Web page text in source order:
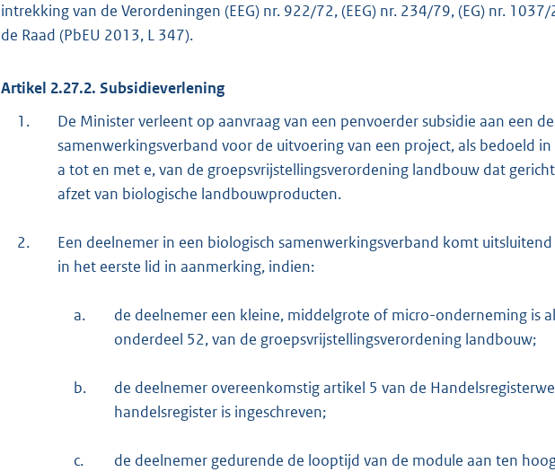
intrekking van de Verordeningen (EEG) nr. 922/72, (EEG) nr. 234/79, (EG) nr.
de Raad (PbEU 2013, L 347).
Artikel 2.27.2. Subsidieverlening
1.
De Minister verleent op aanvraag van een penvoerder subsidie aan een
samenwerkingsverband voor de uitvoering van een project, als bedoeld
a tot en met e, van de groepsvrijstellingsverordening landbouw dat
afzet van biologische landbouwproducten.
2.
Een deelnemer in een biologisch samenwerkingsverband komt
in het eerste lid in aanmerking, indien:
a.
de deelnemer een kleine, middelgrote of micro-onderneming is
onderdeel 52, van de groepsvrijstellingsverordening landbouw;
b.
de deelnemer overeenkomstig artikel 5 van de
handelsregister is ingeschreven;
c.
de deelnemer gedurende de looptijd van de module aan ten